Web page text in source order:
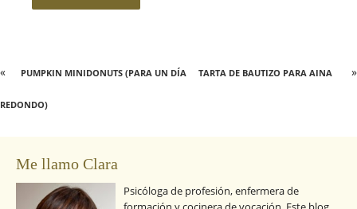
TARTA DE BAUTIZO PARA AINA »
« PUMPKIN MINIDONUTS (PARA UN DÍA
REDONDO)
Me llamo Clara
Psicóloga de profesión, enfermera de